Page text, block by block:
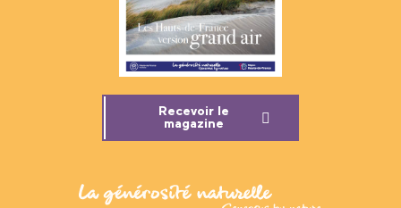
Recevoir le
magazine